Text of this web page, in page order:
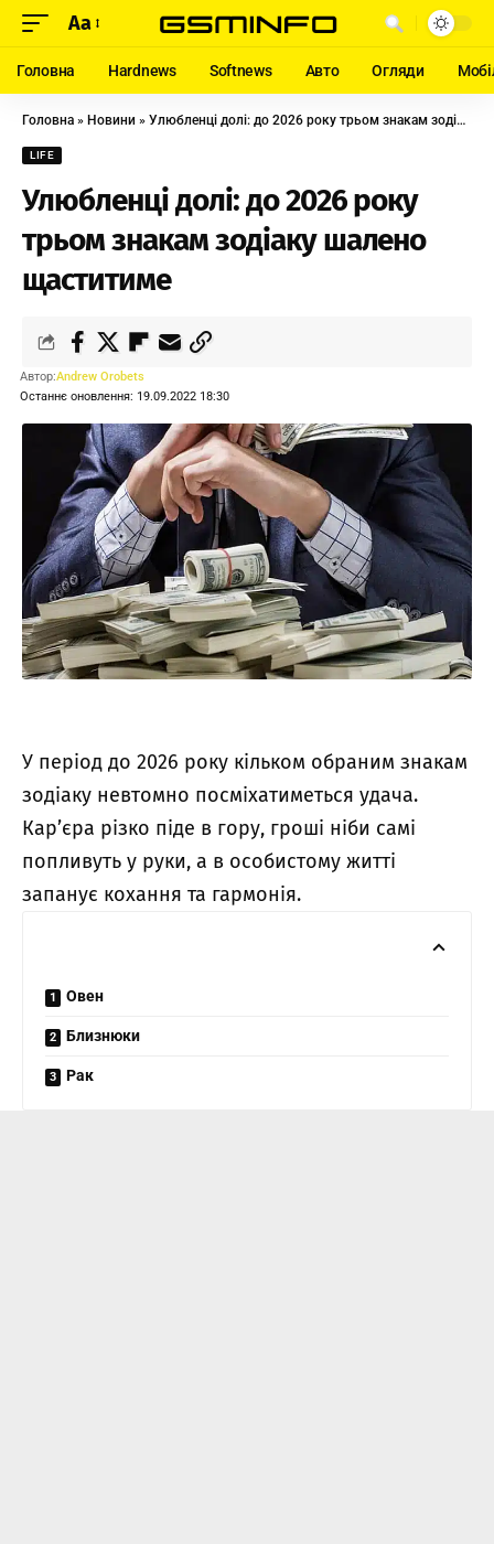
Aa
Головна Hardnews Softnews Авто Огляди
Головна » Новини » Улюбленці долі: до 2026 року трьом знакам зодіаку шалено щаститиме
LIFE
Улюбленці долі: до 2026 року
трьом знакам зодіаку шалено
щаститиме
Останнє оновлення: 19.09.2022 18:30
Автор:Andrew Orobets
У період до 2026 року кільком обраним знакам
зодіаку невтомно посміхатиметься удача.
Кар’єра різко піде в гору, гроші ніби самі
попливуть у руки, а в особистому житті
запанує кохання та гармонія.
Овен
Близнюки
Рак